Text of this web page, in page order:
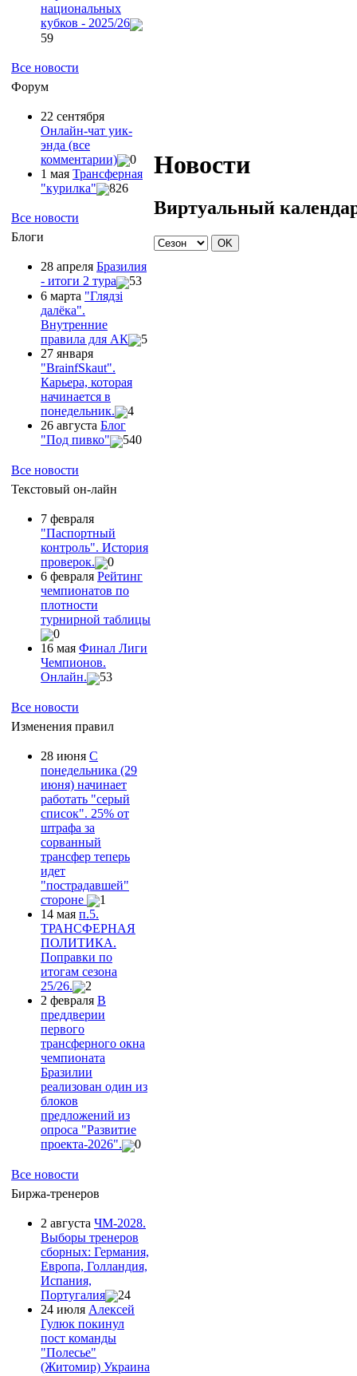
национальных
кубков - 2025/26
59
Все новости
Форум
22 сентября
Онлайн-чат уик-
энда (все
комментарии)
0
1 мая Трансферная
"курилка"
826
Все новости
Блоги
28 апреля Бразилия
- итоги 2 тура
53
6 марта "Глядзi
далёка".
Внутренние
правила для АК
5
27 января
"ВrainfSkaut".
Карьера, которая
начинается в
понедельник.
4
26 августа Блог
"Под пивко"
540
Все новости
Текстовый он-лайн
7 февраля
"Паспортный
контроль". История
проверок.
0
6 февраля Рейтинг
чемпионатов по
плотности
турнирной таблицы
0
16 мая Финал Лиги
Чемпионов.
Онлайн.
53
Все новости
Изменения правил
28 июня С
понедельника (29
июня) начинает
работать "серый
список". 25% от
штрафа за
сорванный
трансфер теперь
идет
"пострадавшей"
стороне
1
14 мая п.5.
ТРАНСФЕРНАЯ
ПОЛИТИКА.
Поправки по
итогам сезона
25/26.
2
2 февраля В
преддверии
первого
трансферного окна
чемпионата
Бразилии
реализован один из
блоков
предложений из
опроса "Развитие
проекта-2026".
0
Все новости
Биржа-тренеров
2 августа ЧМ-2028.
Выборы тренеров
сборных: Германия,
Европа, Голландия,
Испания,
Португалия
24
24 июля Алексей
Гулюк покинул
пост команды
"Полесье"
(Житомир) Украина
Новости
Виртуальный